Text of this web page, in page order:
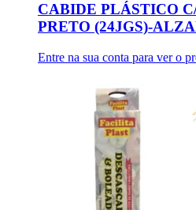
CABIDE PLÁSTICO
PRETO (24JGS)-
Entre na sua conta para ver o